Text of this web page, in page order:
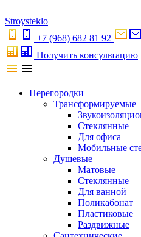
Stroysteklo
+7 (968) 682 81 92
Получить консультацию
Перегородки
Трансформируемые
Стеклянные
Для офиса
Мобильные
Душевые
Матовые
Стеклянные
Для ванной
Поликабонат
Пластиковые
Раздвижные